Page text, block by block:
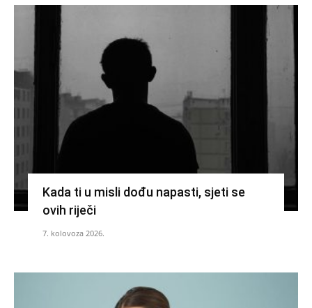
Kada ti u misli dođu napasti, sjeti se
ovih riječi
7. kolovoza 2026.